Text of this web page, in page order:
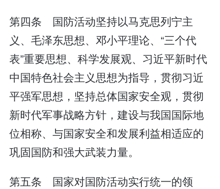
第四条 国防活动坚持以马克思列宁主
义、毛泽东思想、邓小平理论、“三个代
表”重要思想、科学发展观、习近平新时代
中国特色社会主义思想为指导，贯彻习近
平强军思想，坚持总体国家安全观，贯彻
新时代军事战略方针，建设与我国国际地
位相称、与国家安全和发展利益相适应的
巩固国防和强大武装力量。
第五条 国家对国防活动实行统一的领